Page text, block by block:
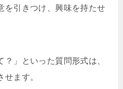
を引きつけ、興味を持たせ
？」といった質問形式は、
ます。